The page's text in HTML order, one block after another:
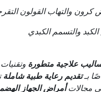
والتهاب القولون
والتسمم الكبدي
علاجية متطورة
بـتقديم رعاية طبية شاملة
مجالاتأمراض الجهاز